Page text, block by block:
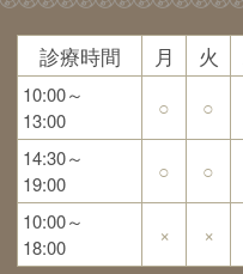
診療時間 月 火
10:00～
13:00
○ ○
14:30～
19:00
○ ○
10:00～
18:00
× ×